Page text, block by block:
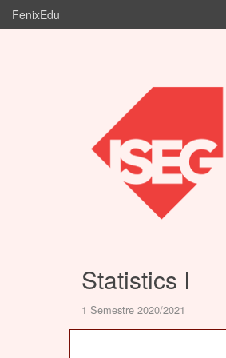
FenixEdu
Statistics I
1 Semestre 2020/2021